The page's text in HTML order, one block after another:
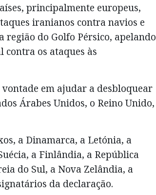
principalmente europeus,
iranianos contra navios e
do Golfo Pérsico, apelando
os ataques às
em ajudar a desbloquear
Árabes Unidos, o Reino Unido,
a Dinamarca, a Letónia, a
a Finlândia, a República
do Sul, a Nova Zelândia, a
da declaração.